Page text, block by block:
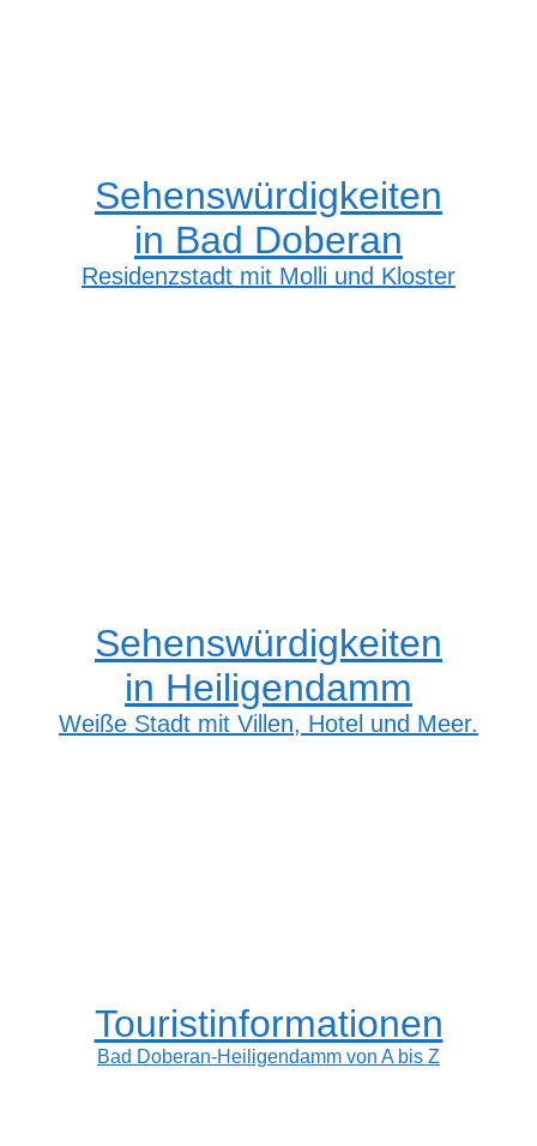
Sehenswürdigkeiten
in Bad Doberan
Residenzstadt mit Molli und Kloster
Sehenswürdigkeiten
in Heiligendamm
Weiße Stadt mit Villen, Hotel und Meer.
Touristinformationen
Bad Doberan-Heiligendamm von A bis Z